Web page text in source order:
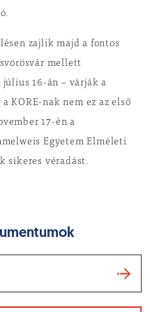
zajlik majd a fontos
mellett
16-án – várják a
KORE-nak nem ez az első
17-én a
Egyetem Elméleti
sikeres véradást.